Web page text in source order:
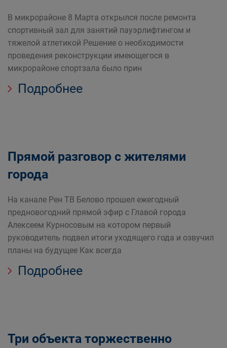
В микрорайоне 8 Марта открылся после ремонта
спортивный зал для занятий пауэрлифтингом и
тяжелой атлетикой Решение о необходимости
проведения реконструкции имеющегося в
микрорайоне спортзала было прин
Подробнее
Прямой разговор с жителями
города
На канале Рен ТВ Белово прошел ежегодный
предновогодний прямой эфир с Главой города
Алексеем Курносовым на котором первый
руководитель подвел итоги уходящего года и озвучил
планы на будущее Как всегда
Подробнее
Три объекта торжественно